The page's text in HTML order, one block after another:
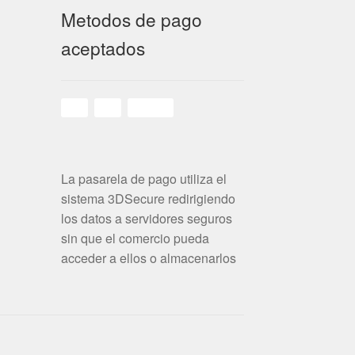
Metodos de pago
aceptados
La pasarela de pago utiliza el
sistema 3DSecure redirigiendo
los datos a servidores seguros
sin que el comercio pueda
acceder a ellos o almacenarlos